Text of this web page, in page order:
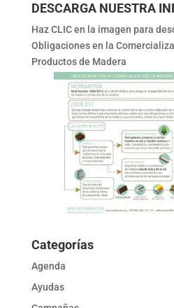
DESCARGA NUESTRA
Haz CLIC en la imagen para
Obligaciones en la
Productos de Madera
Categorías
Agenda
Ayudas